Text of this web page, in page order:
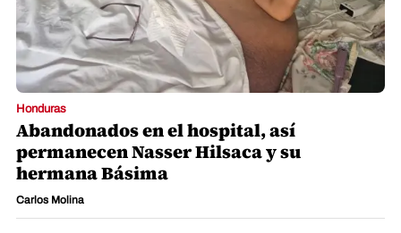
Honduras
Abandonados en el hospital, así
permanecen Nasser Hilsaca y su
hermana Básima
Carlos Molina